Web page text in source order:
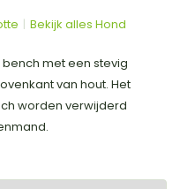
Bekijk alles Hond
bench met een stevig
van hout. Het
worden verwijderd